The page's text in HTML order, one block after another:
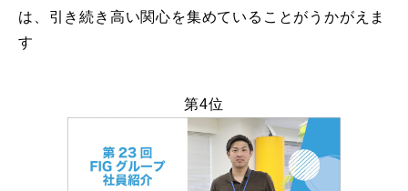
は、引き続き高い関心を集めていることがうかがえま
す
第4位